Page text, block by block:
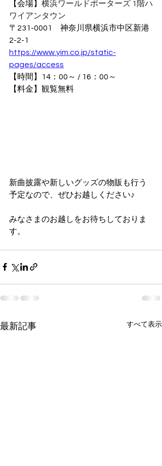
【会場】 横浜ワールドポーターズ 1階ハ
ワイアンタウン
〒231-0001　神奈川県横浜市中区新港
2-2-1
https://www.yim.co.jp/static-
pages/access
【時間】14：00～ / 16：00～
【料金】観覧無料
新曲披露や新しいグッズの物販も行う
予定なので、ぜひお越しください♪
みなさまのお越しをお待ちしておりま
す。
最新記事 すべて表示